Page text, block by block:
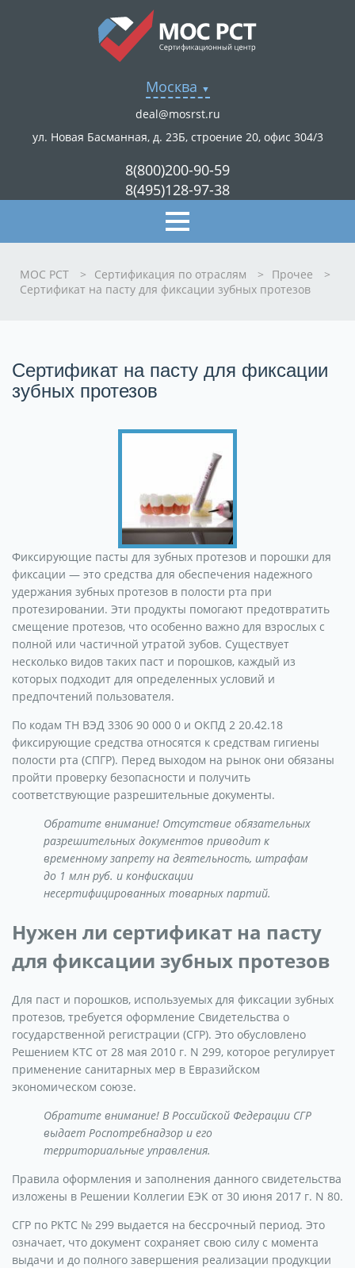
Москва
deal@mosrst.ru
ул. Новая Басманная, д. 23Б, строение 20, офис 304/3
8(800)200-90-59
8(495)128-97-38
МОС РСТ > Сертификация по отраслям > Прочее
>
Сертификат на пасту для фиксации зубных протезов
Сертификат на пасту для фиксации
зубных протезов
Фиксирующие пасты для зубных протезов и порошки для
фиксации — это средства для обеспечения надежного
удержания зубных протезов в полости рта при
протезировании. Эти продукты помогают предотвратить
смещение протезов, что особенно важно для взрослых с
полной или частичной утратой зубов. Существует
несколько видов таких паст и порошков, каждый из
которых подходит для определенных условий и
предпочтений пользователя.
По кодам ТН ВЭД 3306 90 000 0 и ОКПД 2 20.42.18
фиксирующие средства относятся к средствам гигиены
полости рта (СПГР). Перед выходом на рынок они обязаны
пройти проверку безопасности и получить
соответствующие разрешительные документы.
Обратите внимание! Отсутствие обязательных
разрешительных документов приводит к
временному запрету на деятельность, штрафам
до 1 млн руб. и конфискации
несертифицированных товарных партий.
Нужен ли сертификат на пасту
для фиксации зубных протезов
Для паст и порошков, используемых для фиксации зубных
протезов, требуется оформление Свидетельства о
государственной регистрации (СГР). Это обусловлено
Решением КТС от 28 мая 2010 г. N 299, которое регулирует
применение санитарных мер в Евразийском
экономическом союзе.
Обратите внимание! В Российской Федерации СГР
выдает Роспотребнадзор и его
территориальные управления.
Правила оформления и заполнения данного свидетельства
изложены в Решении Коллегии ЕЭК от 30 июня 2017 г. N 80.
СГР по РКТС № 299 выдается на бессрочный период. Это
означает, что документ сохраняет свою силу с момента
выдачи и до полного завершения реализации продукции